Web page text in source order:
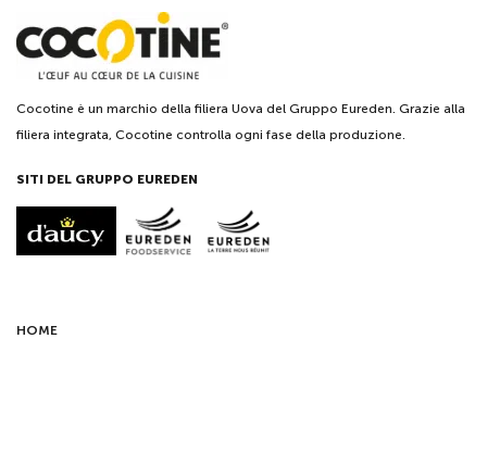
Cocotine è un marchio della filiera Uova del Gruppo Eureden. Grazie alla
filiera integrata, Cocotine controlla ogni fase della produzione.
SITI DEL GRUPPO EUREDEN
HOME